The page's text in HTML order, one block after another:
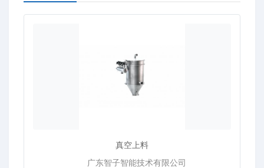
真空上料
广东智子智能技术有限公司